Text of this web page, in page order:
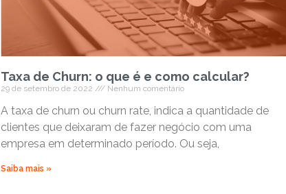
Taxa de Churn: o que é e como calcular?
29 de setembro de 2022 Nenhum comentário
A taxa de churn ou churn rate, indica a quantidade de
clientes que deixaram de fazer negócio com uma
empresa em determinado período. Ou seja,
Saiba mais »